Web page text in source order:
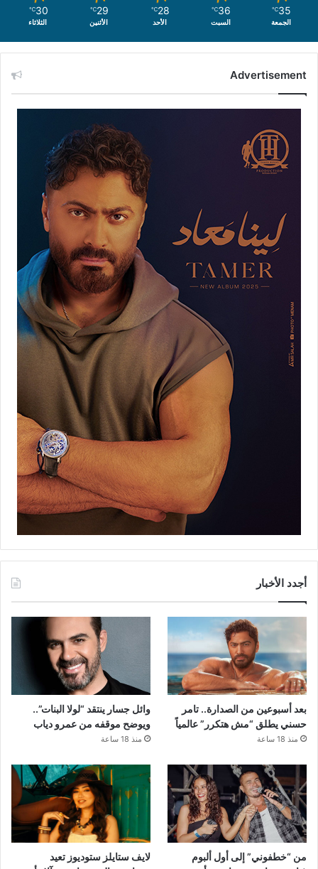
35
℃
الجمعة
36
℃
السبت
28
℃
الأحد
29
℃
الأثنين
30
℃
الثلاثاء
Advertisement
أجدد الأخبار
بعد أسبوعين من الصدارة.. تامر
حسني يطلق “مش هتكرر” عالمياً
منذ 18 ساعة
وائل جسار ينتقد “لولا البنات”..
ويوضح موقفه من عمرو دياب
منذ 18 ساعة
من “خطفوني” إلى أول ألبوم
لايف ستايلز ستوديوز تعيد